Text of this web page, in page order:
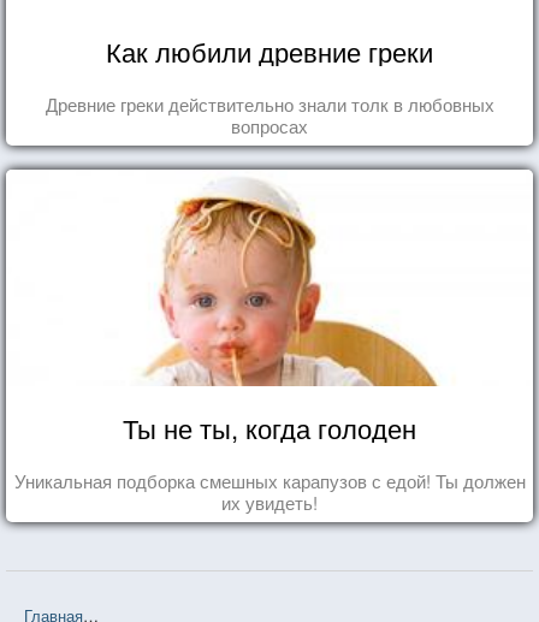
Как любили древние греки
Древние греки действительно знали толк в любовных
вопросах
Ты не ты, когда голоден
Уникальная подборка смешных карапузов с едой! Ты должен
их увидеть!
Главная